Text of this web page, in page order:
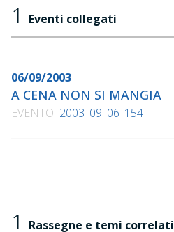
1 Eventi collegati
06/09/2003
A CENA NON SI MANGIA
EVENTO 2003_09_06_154
1 Rassegne e temi correlati